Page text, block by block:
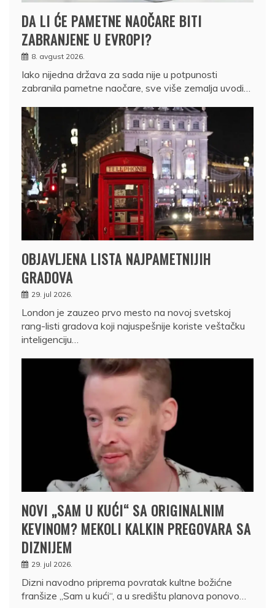
DA LI ĆE PAMETNE NAOČARE BITI
ZABRANJENE U EVROPI?
8. avgust 2026.
Iako nijedna država za sada nije u potpunosti
zabranila pametne naočare, sve više zemalja uvodi…
OBJAVLJENA LISTA NAJPAMETNIJIH
GRADOVA
29. jul 2026.
London je zauzeo prvo mesto na novoj svetskoj
rang-listi gradova koji najuspešnije koriste veštačku
inteligenciju…
NOVI „SAM U KUĆI“ SA ORIGINALNIM
KEVINOM? MEKOLI KALKIN PREGOVARA SA
DIZNIJEM
29. jul 2026.
Dizni navodno priprema povratak kultne božićne
franšize „Sam u kući“, a u središtu planova ponovo…